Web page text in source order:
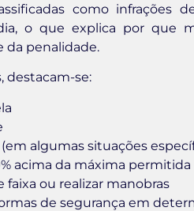
como infrações
o que explica por que
da penalidade.
destacam-se:
algumas situações
acima da máxima permitida
faixa ou realizar manobras
de segurança em